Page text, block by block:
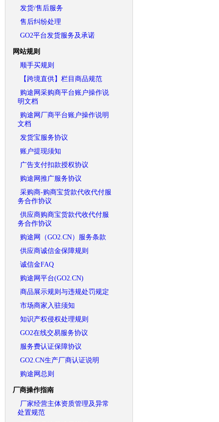
发货/售后服务
售后纠纷处理
GO2平台发货服务及承诺
网站规则
顺手买规则
【跨境直供】栏目商品规范
购途网采购商平台账户操作说
明文档
购途网厂商平台账户操作说明
文档
发货宝服务协议
账户提现须知
广告支付扣款授权协议
购途网推广服务协议
采购商-购商宝货款代收代付服
务合作协议
供应商购商宝货款代收代付服
务合作协议
购途网（GO2.CN）服务条款
供应商诚信金保障规则
诚信金FAQ
购途网平台(GO2.CN)
商品展示规则与违规处罚规定
市场商家入驻须知
知识产权侵权处理规则
GO2在线交易服务协议
服务费认证保障协议
GO2.CN生产厂商认证说明
购途网总则
厂商操作指南
厂家经营主体资质管理及异常
处置规范